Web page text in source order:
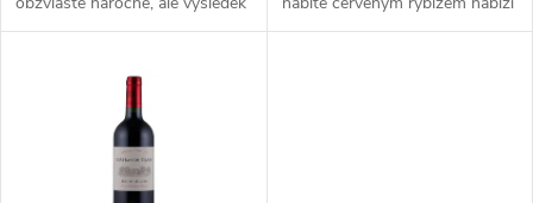
u
je nádherný. S...
tabák, ced...